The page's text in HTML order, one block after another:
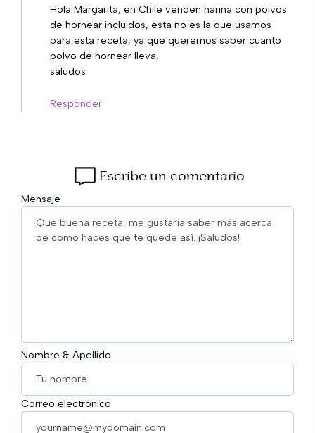
Hola Margarita, en Chile venden harina con polvos
de hornear incluidos, esta no es la que usamos
para esta receta, ya que queremos saber cuanto
polvo de hornear lleva,
saludos
Responder
Escribe un comentario
Mensaje
Nombre & Apellido
Correo electrónico